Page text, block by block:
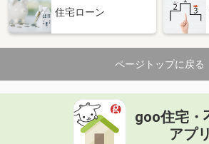
住宅ローン
ページトップに戻る
goo住宅・
アプリ